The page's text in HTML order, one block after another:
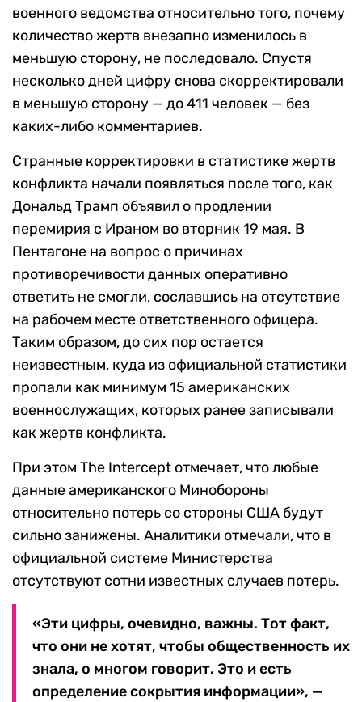
военного ведомства относительно того, почему
количество жертв внезапно изменилось в
меньшую сторону, не последовало. Спустя
несколько дней цифру снова скорректировали
в меньшую сторону — до 411 человек — без
каких-либо комментариев.
Странные корректировки в статистике жертв
конфликта начали появляться после того, как
Дональд Трамп объявил о продлении
перемирия с Ираном во вторник 19 мая. В
Пентагоне на вопрос о причинах
противоречивости данных оперативно
ответить не смогли, сославшись на отсутствие
на рабочем месте ответственного офицера.
Таким образом, до сих пор остается
неизвестным, куда из официальной статистики
пропали как минимум 15 американских
военнослужащих, которых ранее записывали
как жертв конфликта.
При этом The Intercept отмечает, что любые
данные американского Минобороны
относительно потерь со стороны США будут
сильно занижены. Аналитики отмечали, что в
официальной системе Министерства
отсутствуют сотни известных случаев потерь.
«Эти цифры, очевидно, важны. Тот факт,
что они не хотят, чтобы общественность их
знала, о многом говорит. Это и есть
определение сокрытия информации», —